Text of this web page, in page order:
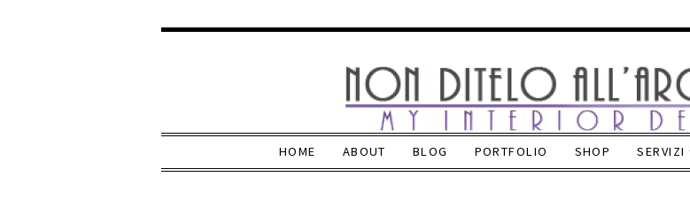
HOME ABOUT BLOG PORTFOLIO SHOP SERVIZI